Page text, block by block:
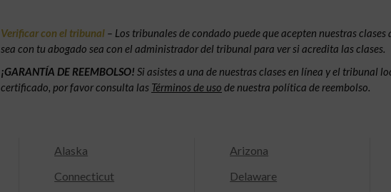
Verificar con el tribunal – Los tribunales de condado puede que acepten nuestras
sea con tu abogado sea con el administrador del tribunal para ver si acredita las clases.
¡GARANTÍA DE REEMBOLSO! Si asistes a una de nuestras clases en línea y el tribunal
certificado, por favor consulta las Términos de uso de nuestra política de reembolso.
Alaska Arizona
Connecticut Delaware